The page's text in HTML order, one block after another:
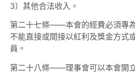
3）其他合法收入。
第二十七條——本會的經費必須專
不能直接或間接以紅利及獎金方式
員。
第二十八條——理事會可以本會開